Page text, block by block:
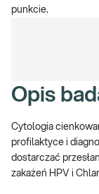
punkcie.
Opis
Cytologia
profilaktyce i
dostarczać
zakażeń HPV i